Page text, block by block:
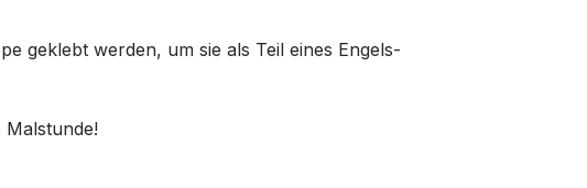
geklebt werden, um sie als Teil eines Engels-
Malstunde!